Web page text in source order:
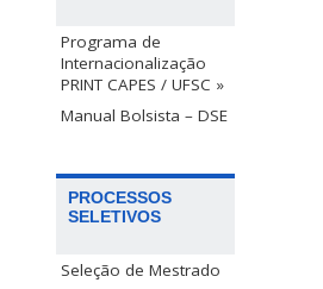
Programa de
Internacionalização
PRINT CAPES / UFSC »
Manual Bolsista – DSE
PROCESSOS
SELETIVOS
Seleção de Mestrado